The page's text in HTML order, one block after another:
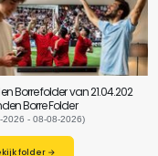
Borre folder van 21.04.202
Borre Folder
2026 - 08-08-2026)
Bekijk folder →